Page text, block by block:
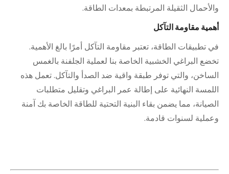
والأحمال الثقيلة المرتبطة بمعدات الطاقة.
أهمية مقاومة التآكل
في تطبيقات الطاقة، تعتبر مقاومة التآكل أمرًا بالغ الأهمية.
تخضع البراغي الخشبية الخاصة بنا لعملية الجلفنة بالغمس
الساخن، والتي توفر طبقة واقية ضد الصدأ والتآكل. تعمل هذه
اللمسة النهائية على إطالة عمر البراغي وتقليل متطلبات
الصيانة، مما يضمن بقاء البنية التحتية للطاقة الخاصة بك آمنة
وعملية لسنوات قادمة.